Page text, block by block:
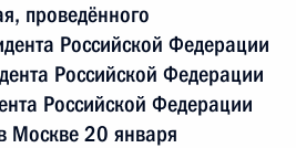
проведённого
Российской Федерации
Российской Федерации
Российской Федерации
Москве 20 января